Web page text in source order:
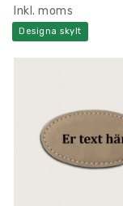
Inkl. moms
Designa skylt